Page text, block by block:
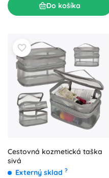
Do košíka
Cestovná kozmetická taška
sivá
Externý sklad ?